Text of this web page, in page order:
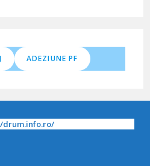
ADEZIUNE PF
drum.info.ro/